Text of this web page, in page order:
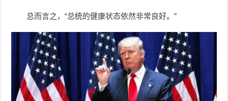
总而言之，“总统的健康状态依然非常良好。”